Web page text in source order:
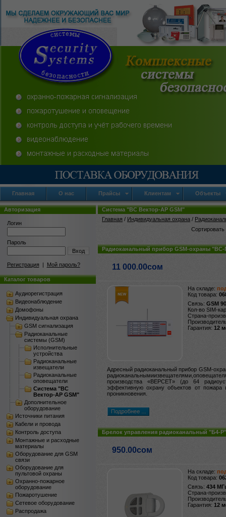
Главная О нас Прайсы Клиентам Объекты
Авторизация
Логин
Пароль
Вход
Регистрация | Мой пароль?
Каталог товаров
Аудиорегистрация
Видеонаблюдение
Домофоны
Индивидуальная охрана
GSM сигнализация
Радиоканальные
системы (GSM)
Исполнительные
устройства
Радиоканальные
извещатели
Радиоканальные
оповещатели
Система "ВС
Вектор-АР GSM"
Дополнительное
оборудование
Источники питания
Кабели и провода
Контроль доступа
Монтажные и расходные
материалы
Оборудование для GSM
связи
Оборудование для
пультовой охраны
Охранно-пожарное
оборудование
Пожаротушение
Сетевое оборудование
Распродажа
Система "ВС Вектор-АР GSM"
Главная / Индивидуальная охрана /
Радиоканальный прибор GSM-охраны
11 000.00сом
На складе:
Код товара:
Связь: GSM
Кол-во SIM-
Страна-
Гарантия: 12
Адресный радиоканальный прибор GSM-
производства «ВЕРСЕТ» (до 64
эффективную охрану объектов от пожара
проникновения.
Брелок управления радиоканальный "Б4-Р"
950.00сом
На складе:
Код товара:
Связь: 434
Страна-
Гарантия: 12